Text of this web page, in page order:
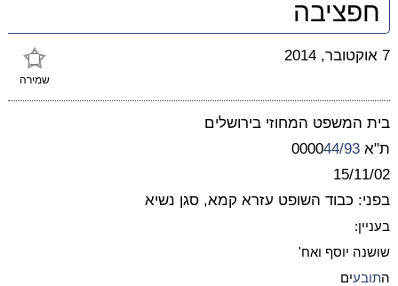
חפציבה
שמירה
7 אוקטובר, 2014
בית המשפט המחוזי בירושלים
ת"א 0000 44/93
15/11/02
בפני: כבוד השופט עזרא קמא, סגן נשיא
בעניין:
שושנה יוסף ואח'
התובעים